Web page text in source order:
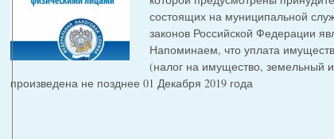
состоящих на муниципальной
законов Российской Федерации
Напоминаем, что уплата
(налог на имущество, земельный
произведена не позднее 01 Декабря 2019 года